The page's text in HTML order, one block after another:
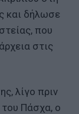
και δήλωσε
που
στις
λίγο πριν
Πάσχα, ο